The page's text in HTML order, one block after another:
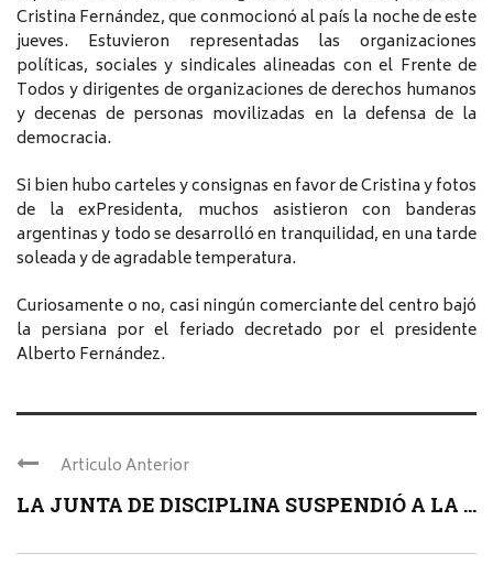
Cristina Fernández, que conmocionó al país la noche de este
jueves. Estuvieron representadas las organizaciones
políticas, sociales y sindicales alineadas con el Frente de
Todos y dirigentes de organizaciones de derechos humanos
y decenas de personas movilizadas en la defensa de la
democracia.
Si bien hubo carteles y consignas en favor de Cristina y fotos
de la exPresidenta, muchos asistieron con banderas
argentinas y todo se desarrolló en tranquilidad, en una tarde
soleada y de agradable temperatura.
Curiosamente o no, casi ningún comerciante del centro bajó
la persiana por el feriado decretado por el presidente
Alberto Fernández.
Articulo Anterior
LA JUNTA DE DISCIPLINA SUSPENDIÓ A LA ...